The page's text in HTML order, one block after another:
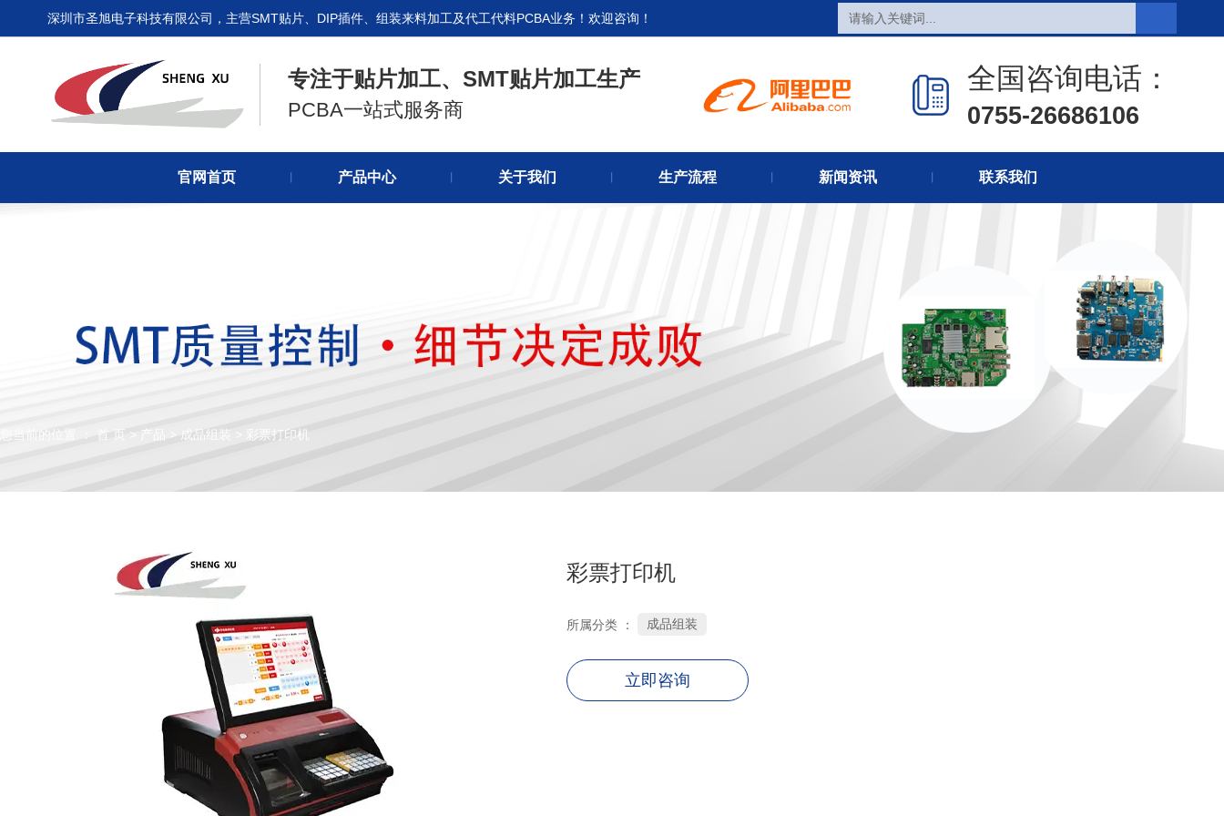
热销产品 新闻在线
关于我们
深圳市圣旭电子科技有限公司，主营SMT贴片、DIP插件、组装来料加工及代工代料PCBA业务！欢迎咨询！
专注于贴片加工、SMT贴片加工生产
PCBA一站式服务商
全国咨询电话：
0755-26686106
官网首页 产品中心 关于我们 生产流程 新闻资讯 联系我们
您当前的位置 ： 首 页 > 产品 > 成品组装 彩票打印机
彩票打印机
所属分类 ： 成品组装
立即咨询